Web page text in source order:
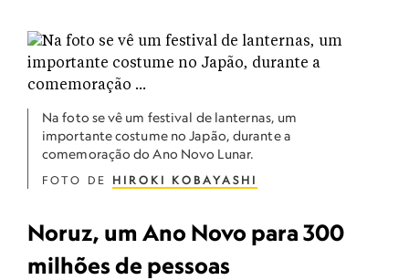
Na foto se vê um festival de lanternas, um
importante costume no Japão, durante a
comemoração do Ano Novo Lunar.
FOTO DE HIROKI KOBAYASHI
Noruz, um Ano Novo para 300
milhões de pessoas